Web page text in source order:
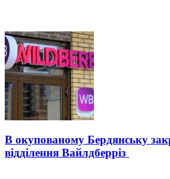
В окупованому Бердянську
відділення Вайлдберріз